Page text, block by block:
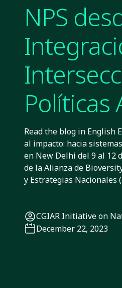
NPS
Políticas
Read the blog in English
al impacto: hacia
en New Delhi del 9 al 12
de la Alianza de
y Estrategias Nacionales
CGIAR Initiative on
December 22, 2023